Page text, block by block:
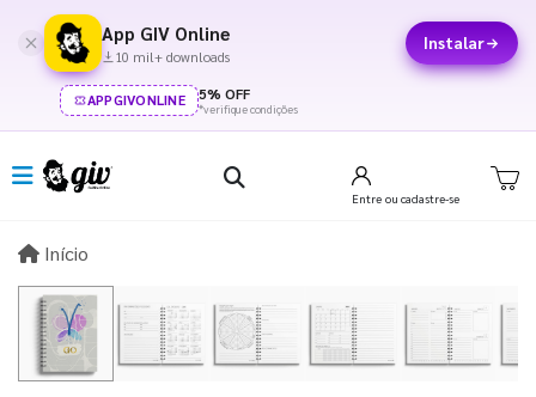
App GIV Online
10 mil+ downloads
Instalar
APPGIVONLINE 5% OFF
*verifique condições
Entre ou cadastre-se
Início